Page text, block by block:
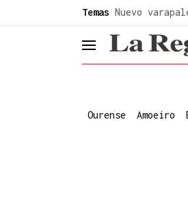
Temas Nuevo
header.menu.open
Ourense Amoeiro